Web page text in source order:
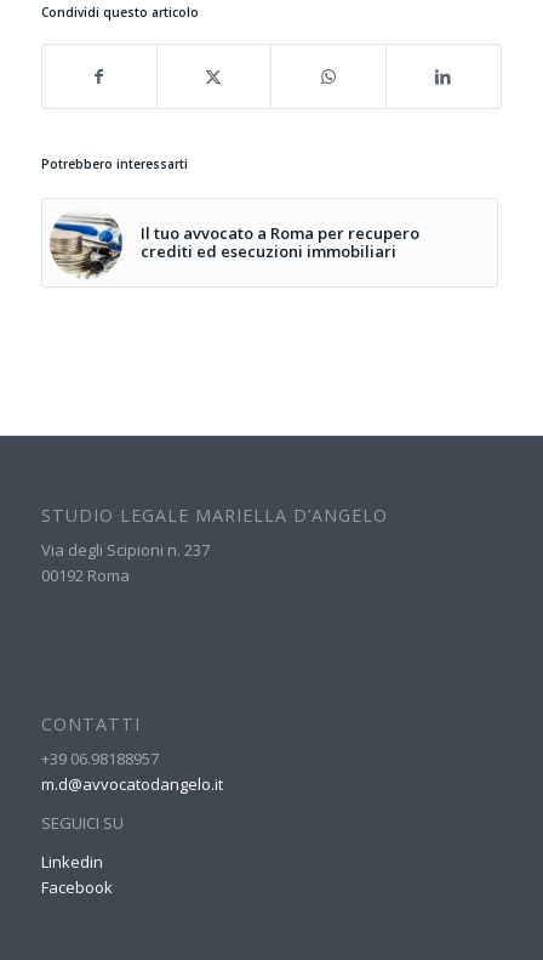
Condividi questo articolo
Potrebbero interessarti
Il tuo avvocato a Roma per recupero
crediti ed esecuzioni immobiliari
STUDIO LEGALE MARIELLA D’ANGELO
Via degli Scipioni n. 237
00192 Roma
CONTATTI
+39 06.98188957
m.d@avvocatodangelo.it
SEGUICI SU
Linkedin
Facebook